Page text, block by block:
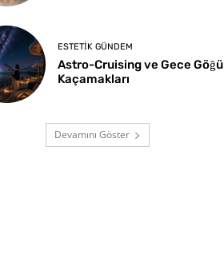
ESTETIK GÜNDEM
Astro-Cruising ve Gece Göğü
Kaçamakları
Devamını Göster